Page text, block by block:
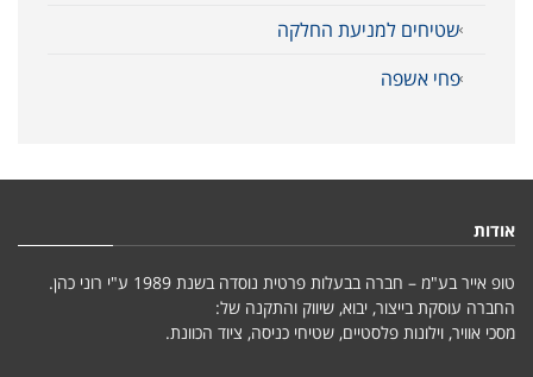
שטיחים למניעת החלקה
פחי אשפה
אודות
טופ אייר בע"מ – חברה בבעלות פרטית נוסדה בשנת 1989 ע"י רוני כהן.
החברה עוסקת בייצור, יבוא, שיווק והתקנה של:
מסכי אוויר, וילונות פלסטיים, שטיחי כניסה, ציוד הכוונת.